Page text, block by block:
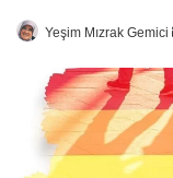
Yeşim Mızrak Gemici